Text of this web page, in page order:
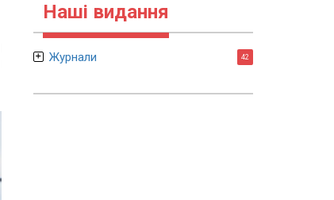
Наші видання
Журнали 42